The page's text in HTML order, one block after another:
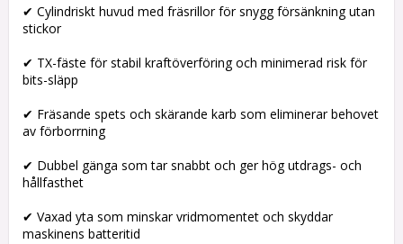
✔ Cylindriskt huvud med fräsrillor för snygg försänkning utan
stickor
✔ TX-fäste för stabil kraftöverföring och minimerad risk för
bits-släpp
✔ Fräsande spets och skärande karb som eliminerar behovet
av förborrning
✔ Dubbel gänga som tar snabbt och ger hög utdrags- och
hållfasthet
✔ Vaxad yta som minskar vridmomentet och skyddar
maskinens batteritid